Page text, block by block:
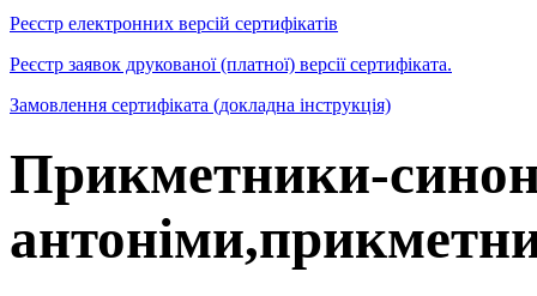
Реєстр електронних версій сертифікатів
Реєстр заявок друкованої (платної) версії сертифіката.
Замовлення сертифіката (докладна інструкція)
Прикметники-